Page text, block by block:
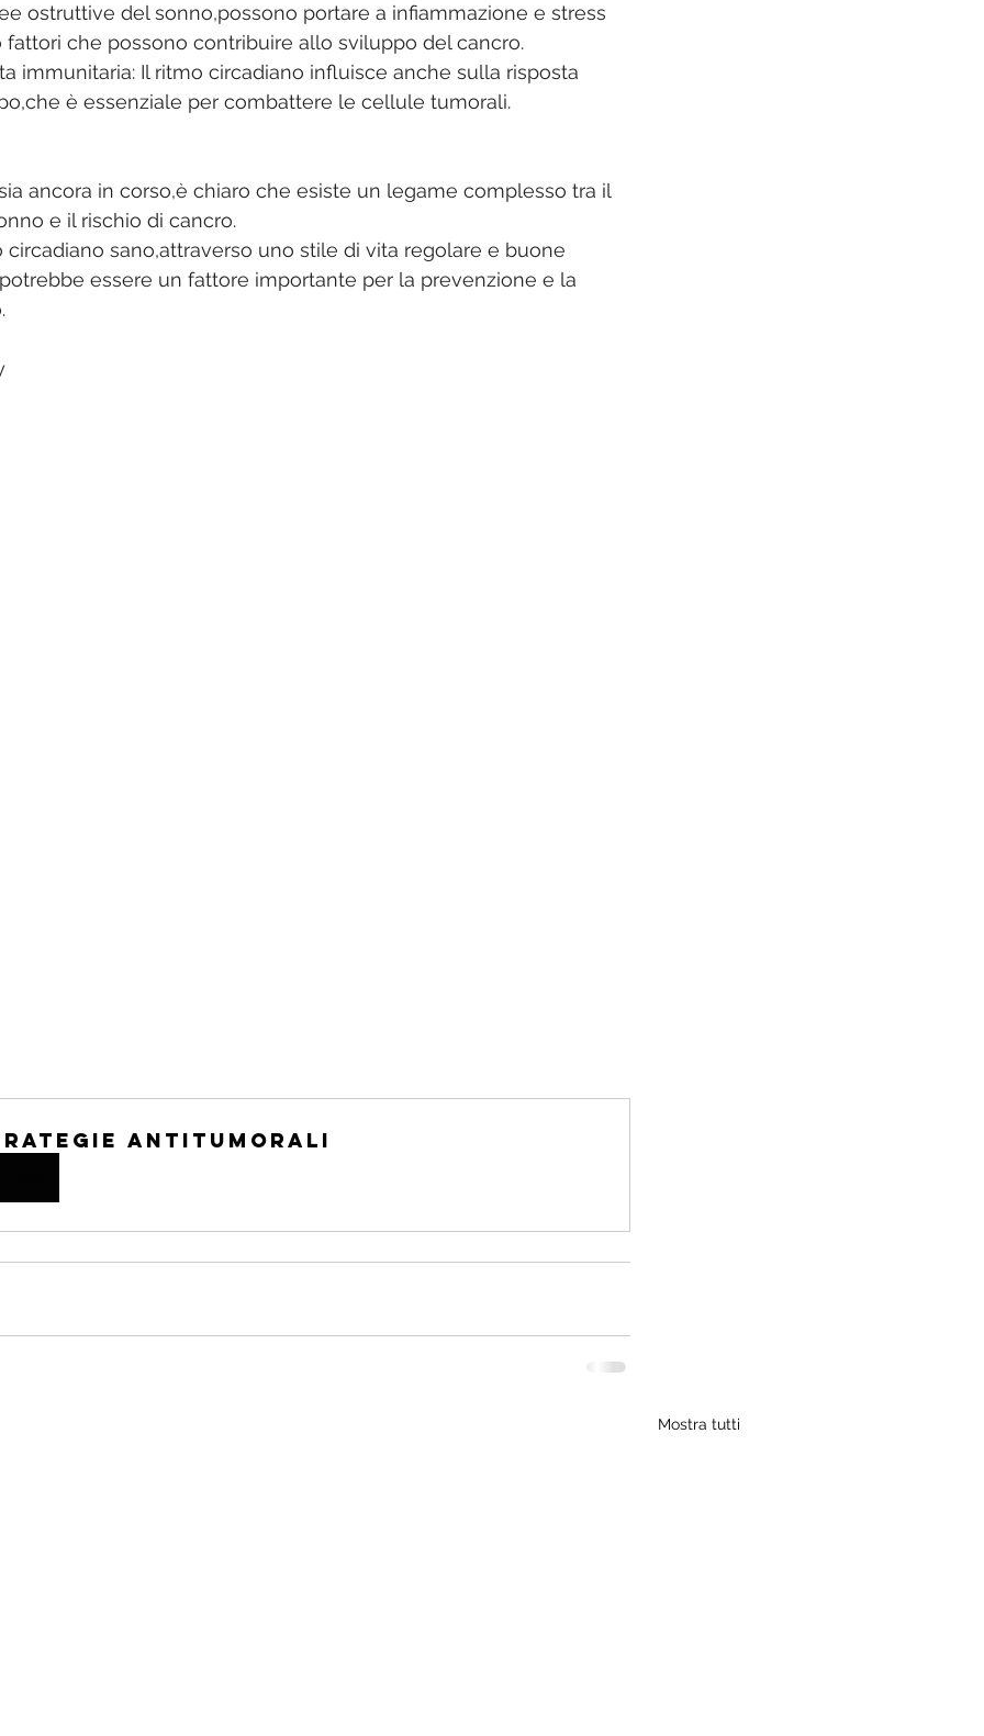
ostruttive del sonno,possono portare a infiammazione e stress
fattori che possono contribuire allo sviluppo del cancro.
immunitaria: Il ritmo circadiano influisce anche sulla risposta
è essenziale per combattere le cellule tumorali.
ancora in corso,è chiaro che esiste un legame complesso tra il
e il rischio di cancro.
sano,attraverso uno stile di vita regolare e buone
essere un fattore importante per la prevenzione e la
Antitumorali
Mostra tutti